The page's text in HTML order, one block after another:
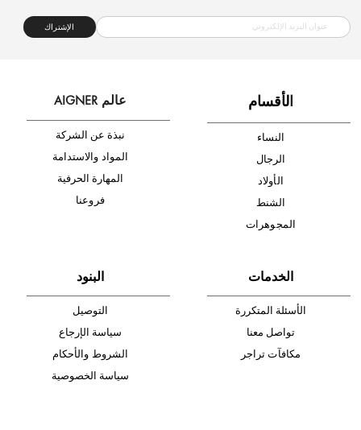
دفع آمن
المنتجات والتخفيضات.
الإشتراك
لأقسام
النساء
الرجال
الأولاد
المواد والاستدامة
المهارة الحرفية
فروعنا